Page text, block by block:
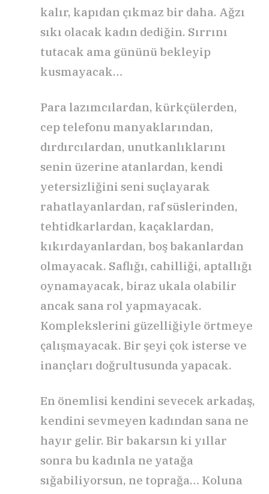
kalır, kapıdan çıkmaz bir daha. Ağzı
sıkı olacak kadın dediğin. Sırrını
tutacak ama gününü bekleyip
kusmayacak…
Para lazımcılardan, kürkçülerden,
cep telefonu manyaklarından,
dırdırcılardan, unutkanlıklarını
senin üzerine atanlardan, kendi
yetersizliğini seni suçlayarak
rahatlayanlardan, raf süslerinden,
tehtidkarlardan, kaçaklardan,
kıkırdayanlardan, boş bakanlardan
olmayacak. Saflığı, cahilliği, aptallığı
oynamayacak, biraz ukala olabilir
ancak sana rol yapmayacak.
Komplekslerini güzelliğiyle örtmeye
çalışmayacak. Bir şeyi çok isterse ve
inançları doğrultusunda yapacak.
En önemlisi kendini sevecek arkadaş,
kendini sevmeyen kadından sana ne
hayır gelir. Bir bakarsın ki yıllar
sonra bu kadınla ne yatağa
sığabiliyorsun, ne toprağa… Koluna